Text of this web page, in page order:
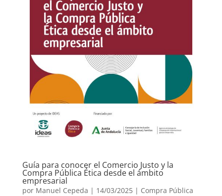
Guía para conocer el Comercio Justo y la
Compra Pública Ética desde el ámbito
empresarial
por Manuel Cepeda | 14/03/2025 | Compra Pública